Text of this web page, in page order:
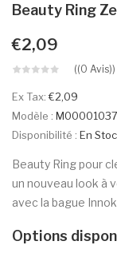
Beauty Ring
€2,09
((0 Avis))
Ex Tax:€2,09
Modèle : M00001037
Disponibilité : En
Beauty Ring pour
un nouveau look à
avec la bague
Options